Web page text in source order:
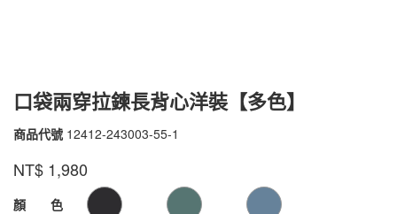
口袋兩穿拉鍊長背心洋裝【多色】
商品代號 12412-243003-55-1
12412-
55-
品牌 VOUX
NT$ 1,980
GOODS000000000000000105275
顏 色